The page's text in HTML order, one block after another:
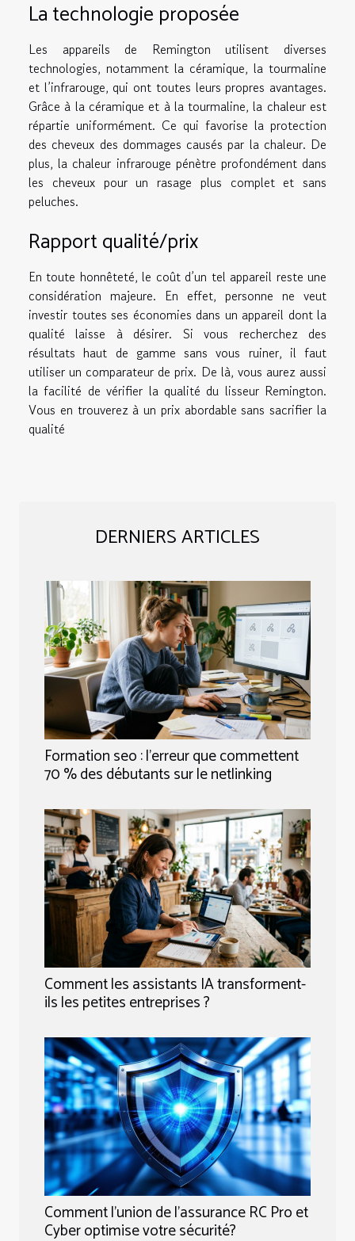
La technologie proposée
Les appareils de Remington utilisent diverses
technologies, notamment la céramique, la tourmaline
et l’infrarouge, qui ont toutes leurs propres avantages.
Grâce à la céramique et à la tourmaline, la chaleur est
répartie uniformément. Ce qui favorise la protection
des cheveux des dommages causés par la chaleur. De
plus, la chaleur infrarouge pénètre profondément dans
les cheveux pour un rasage plus complet et sans
peluches.
Rapport qualité/prix
En toute honnêteté, le coût d’un tel appareil reste une
considération majeure. En effet, personne ne veut
investir toutes ses économies dans un appareil dont la
qualité laisse à désirer. Si vous recherchez des
résultats haut de gamme sans vous ruiner, il faut
utiliser un comparateur de prix. De là, vous aurez aussi
la facilité de vérifier la qualité du lisseur Remington.
Vous en trouverez à un prix abordable sans sacrifier la
qualité
DERNIERS ARTICLES
Formation seo : l’erreur que commettent
70 % des débutants sur le netlinking
Comment les assistants IA transforment-
ils les petites entreprises ?
Comment l'union de l'assurance RC Pro et
Cyber optimise votre sécurité?